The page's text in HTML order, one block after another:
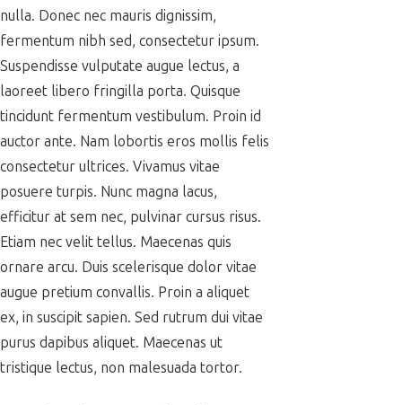
nulla. Donec nec mauris dignissim,
fermentum nibh sed, consectetur ipsum.
Suspendisse vulputate augue lectus, a
laoreet libero fringilla porta. Quisque
tincidunt fermentum vestibulum. Proin id
auctor ante. Nam lobortis eros mollis felis
consectetur ultrices. Vivamus vitae
posuere turpis. Nunc magna lacus,
efficitur at sem nec, pulvinar cursus risus.
Etiam nec velit tellus. Maecenas quis
ornare arcu. Duis scelerisque dolor vitae
augue pretium convallis. Proin a aliquet
ex, in suscipit sapien. Sed rutrum dui vitae
purus dapibus aliquet. Maecenas ut
tristique lectus, non malesuada tortor.